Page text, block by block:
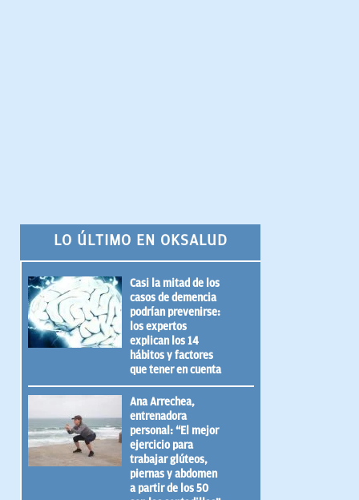
LO ÚLTIMO EN OKSALUD
Casi la mitad de los
casos de demencia
podrían prevenirse:
los expertos
explican los 14
hábitos y factores
que tener en cuenta
Ana Arrechea,
entrenadora
personal: “El mejor
ejercicio para
trabajar glúteos,
piernas y abdomen
a partir de los 50